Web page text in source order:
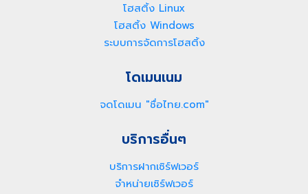
โฮสติ้ง Linux
โฮสติ้ง Windows
ระบบการจัดการโฮสติ้ง
โดเมนเนม
จดโดเมน "ชื่อไทย.com"
บริการอื่นๆ
บริการฝากเซิร์ฟเวอร์
จำหน่ายเซิร์ฟเวอร์